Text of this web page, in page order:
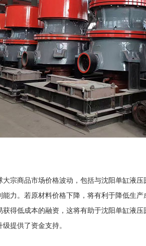
商品市场价格波动，包括与沈阳单缸液压
力。若原材料价格下降，将有利于降低生产
低成本的融资，这将有助于沈阳单缸液压
提供了资金支持。